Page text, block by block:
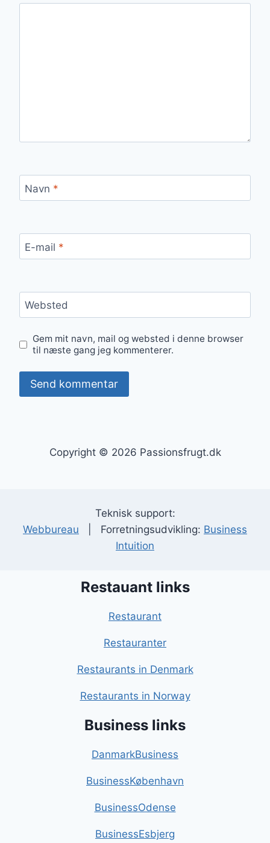
Navn *
E-mail *
Websted
Gem mit navn, mail og websted i denne browser
til næste gang jeg kommenterer.
Copyright © 2026 Passionsfrugt.dk
Teknisk support:
Webbureau | Forretningsudvikling: Business
Intuition
Restauant links
Restaurant
Restauranter
Restaurants in Denmark
Restaurants in Norway
Business links
DanmarkBusiness
BusinessKøbenhavn
BusinessOdense
BusinessEsbjerg